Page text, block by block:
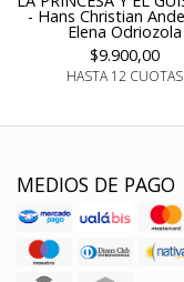
- Hans Christian
Elena Odriozola
$9.900,00
HASTA 12 CUOTAS
MEDIOS DE PAGO